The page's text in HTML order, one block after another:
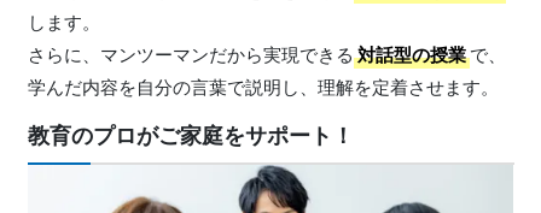
します。
さらに、マンツーマンだから実現できる 対話型の授業で、
学んだ内容を自分の言葉で説明し、理解を定着させます。
教育のプロがご家庭をサポート！